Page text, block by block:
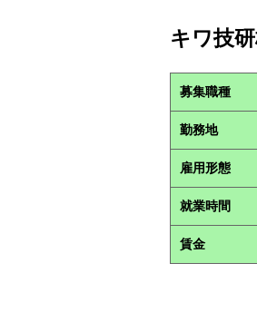
キワ技
募集職種
勤務地
雇用形態
就業時間
賃金